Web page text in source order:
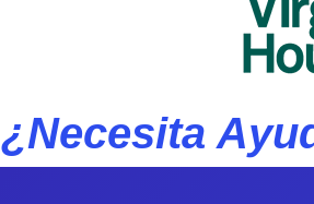
¿Necesita